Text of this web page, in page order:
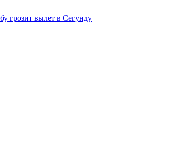
грозит вылет в Сегунду